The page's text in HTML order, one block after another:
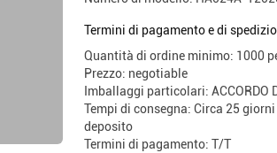
Termini di pagamento e di
Quantità di ordine minimo: 1000
Prezzo: negotiable
Imballaggi particolari: ACCORDO
Tempi di consegna: Circa 25
deposito
Termini di pagamento: T/T